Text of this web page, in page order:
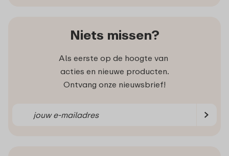
Niets missen?
Als eerste op de hoogte van
acties en nieuwe producten.
Ontvang onze nieuwsbrief!